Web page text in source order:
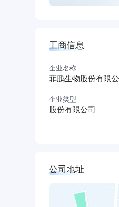
工商信息
企业名称
菲鹏生物股份有限
企业类型
股份有限公司
公司地址